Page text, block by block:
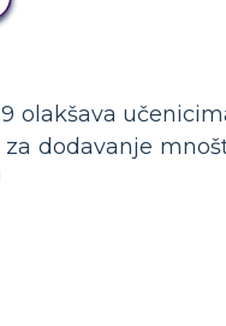
olakšava
dodavanje